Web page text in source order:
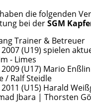
die folgenden
bei derSGM
Trainer & Betreuer
(U19) spielen
- Limes
(U17) Mario
/ Ralf Steidle
(U15) Harald
Jbara | Thorsten